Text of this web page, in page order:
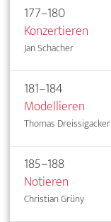
177–180
Konzertieren
Jan Schacher
181–184
Modellieren
Thomas Dreissigacker
185–188
Notieren
Christian Grüny